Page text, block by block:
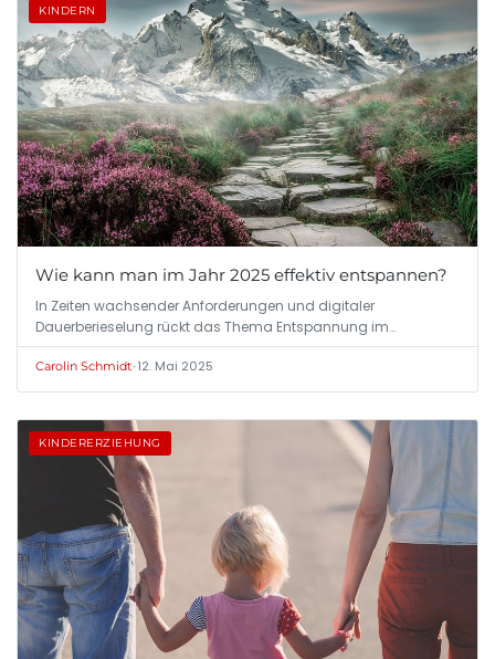
KINDERN
Wie kann man im Jahr 2025 effektiv entspannen?
In Zeiten wachsender Anforderungen und digitaler
Dauerberieselung rückt das Thema Entspannung im…
Carolin Schmidt•12. Mai 2025
KINDERERZIEHUNG